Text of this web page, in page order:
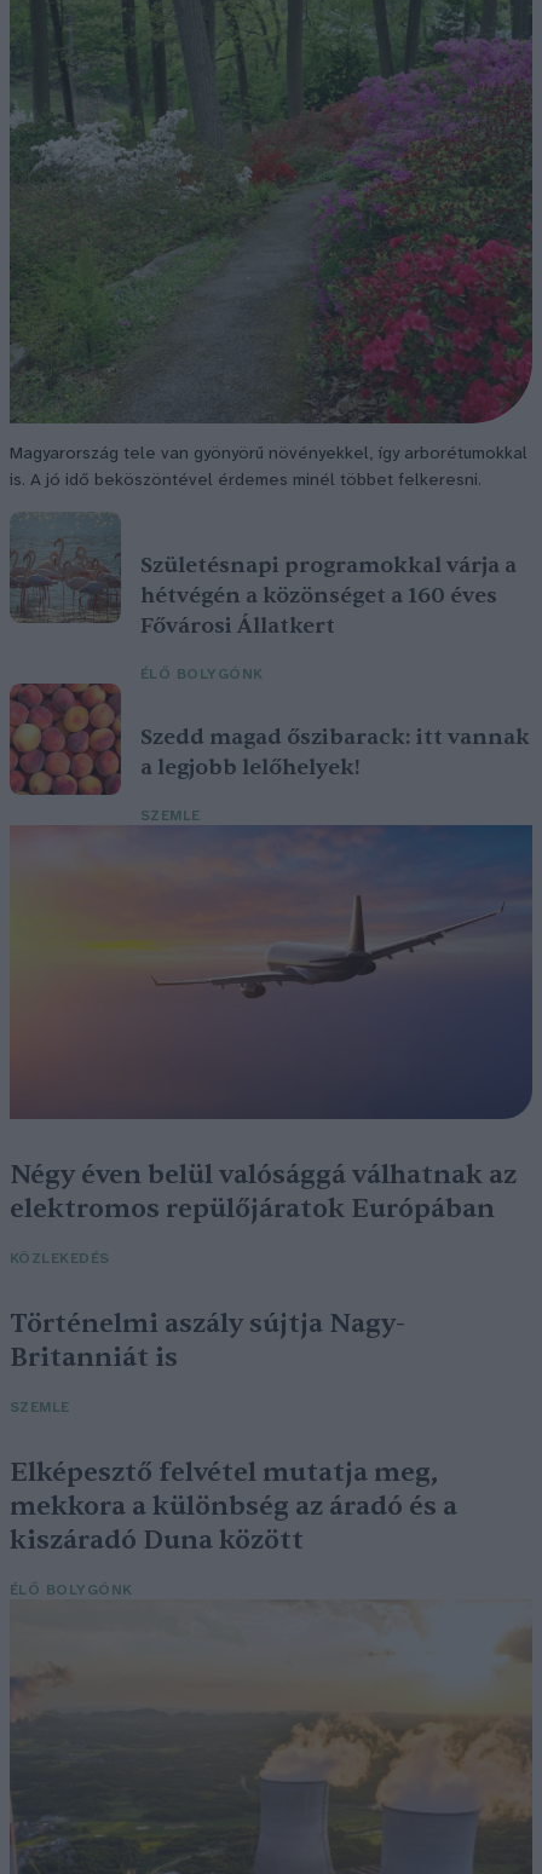
Magyarország tele van gyönyörű növényekkel, így arborétumokkal
is. A jó idő beköszöntével érdemes minél többet felkeresni.
Születésnapi programokkal várja a
hétvégén a közönséget a 160 éves
Fővárosi Állatkert
ÉLŐ BOLYGÓNK
Szedd magad őszibarack: itt vannak
a legjobb lelőhelyek!
SZEMLE
Négy éven belül valósággá válhatnak az
elektromos repülőjáratok Európában
KÖZLEKEDÉS
Történelmi aszály sújtja Nagy-
Britanniát is
SZEMLE
Elképesztő felvétel mutatja meg,
mekkora a különbség az áradó és a
kiszáradó Duna között
ÉLŐ BOLYGÓNK